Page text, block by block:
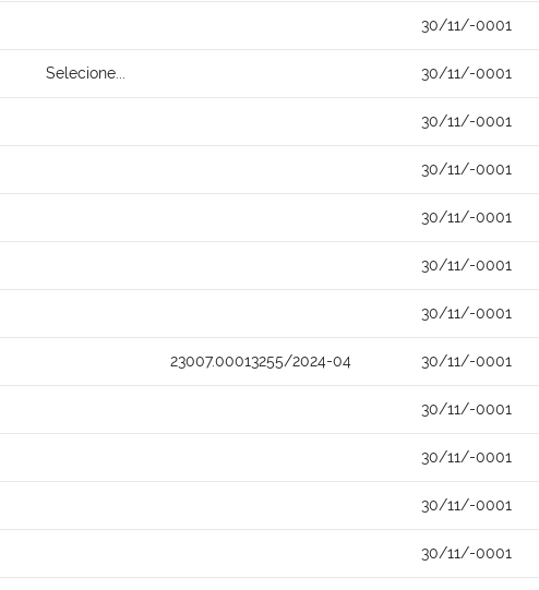
30/11/-0001
Selecione... 30/11/-0001
30/11/-0001
30/11/-0001
30/11/-0001
30/11/-0001
30/11/-0001
23007.00013255/2024-04 30/11/-0001
30/11/-0001
30/11/-0001
30/11/-0001
30/11/-0001